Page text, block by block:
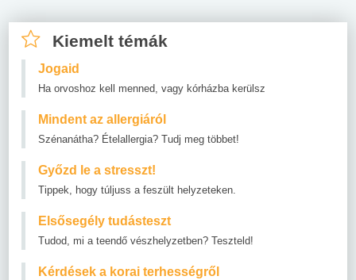
Kiemelt témák
Jogaid
Ha orvoshoz kell menned, vagy kórházba kerülsz
Mindent az allergiáról
Szénanátha? Ételallergia? Tudj meg többet!
Győzd le a stresszt!
Tippek, hogy túljuss a feszült helyzeteken.
Elsősegély tudásteszt
Tudod, mi a teendő vészhelyzetben? Teszteld!
Kérdések a korai terhességről